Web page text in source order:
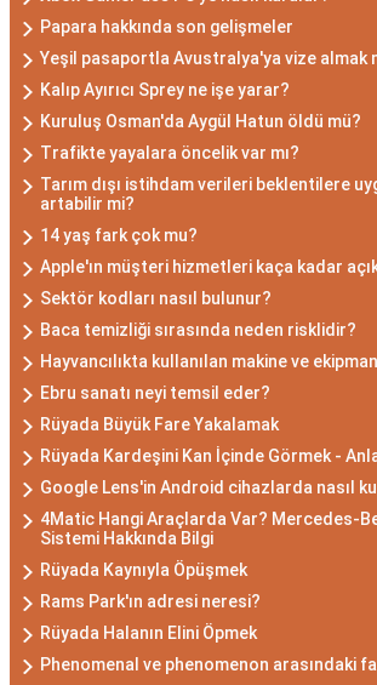
Papara hakkında son gelişmeler
Yeşil pasaportla Avustralya'ya vize almak
Kalıp Ayırıcı Sprey ne işe yarar?
Kuruluş Osman'da Aygül Hatun öldü mü?
Trafikte yayalara öncelik var mı?
Tarım dışı istihdam verileri beklentilere
artabilir mi?
14 yaş fark çok mu?
Apple'ın müşteri hizmetleri kaça kadar
Sektör kodları nasıl bulunur?
Baca temizliği sırasında neden risklidir?
Hayvancılıkta kullanılan makine ve
Ebru sanatı neyi temsil eder?
Rüyada Büyük Fare Yakalamak
Rüyada Kardeşini Kan İçinde Görmek -
Google Lens'in Android cihazlarda nasıl
4Matic Hangi Araçlarda Var? Mercedes-
Sistemi Hakkında Bilgi
Rüyada Kaynıyla Öpüşmek
Rams Park'ın adresi neresi?
Rüyada Halanın Elini Öpmek
Phenomenal ve phenomenon arasındaki